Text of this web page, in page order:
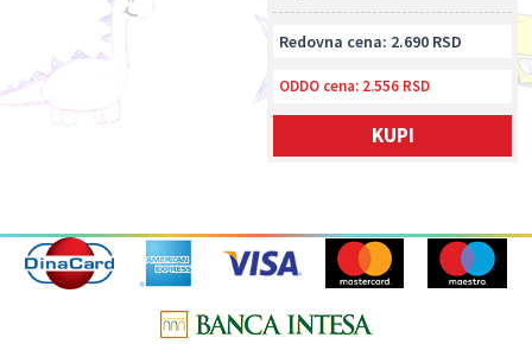
Redovna cena: 2.690 RSD
ODDO cena: 2.556 RSD
KUPI